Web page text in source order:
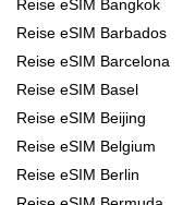
Reise eSIM Bangkok
Reise eSIM Barbados
Reise eSIM Barcelona
Reise eSIM Basel
Reise eSIM Beijing
Reise eSIM Belgium
Reise eSIM Berlin